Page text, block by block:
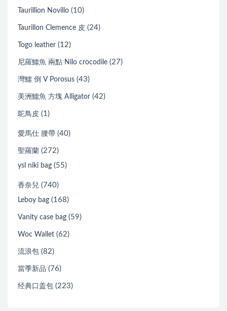
Taurillion Novillo (10)
Taurillon Clemence 皮 (24)
Togo leather (12)
尼羅鱷魚 兩點 Nilo crocodile (27)
灣鱷 倒 V Porosus (43)
美洲鱷魚 方塊 Alligator (42)
鴕鳥皮 (1)
愛馬仕 腰帶 (40)
聖羅蘭 (272)
ysl niki bag (55)
香奈兒 (740)
Leboy bag (168)
Vanity case bag (59)
Woc Wallet (62)
流浪包 (82)
當季新品 (76)
经典口盖包 (223)